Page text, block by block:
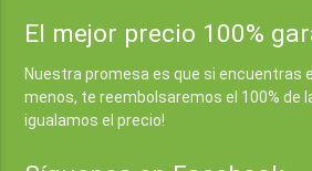
El mejor precio 100%
Nuestra promesa es que si encuentras
menos, te reembolsaremos el 100% de
igualamos el precio!